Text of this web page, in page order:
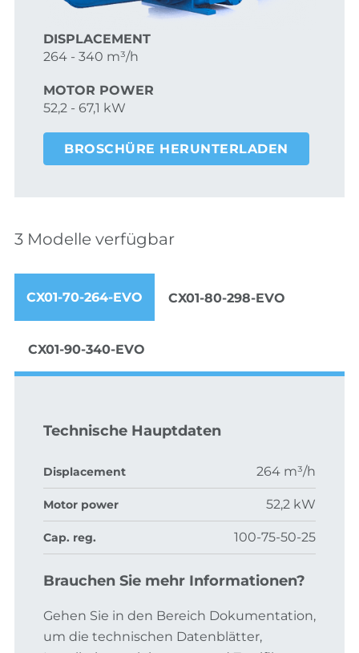
DISPLACEMENT
264 - 340 m³/h
MOTOR POWER
52,2 - 67,1 kW
BROSCHÜRE HERUNTERLADEN
3 Modelle verfügbar
CX01-70-264-EVO CX01-80-298-EVO
CX01-90-340-EVO
Technische Hauptdaten
Displacement 264 m³/h
Motor power 52,2 kW
Cap. reg. 100-75-50-25
Brauchen Sie mehr Informationen?
Gehen Sie in den Bereich Dokumentation,
um die technischen Datenblätter,